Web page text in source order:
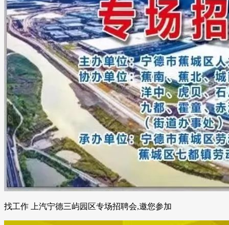
找工作 上汽宁德三屿园区专场招聘会,邀您参加